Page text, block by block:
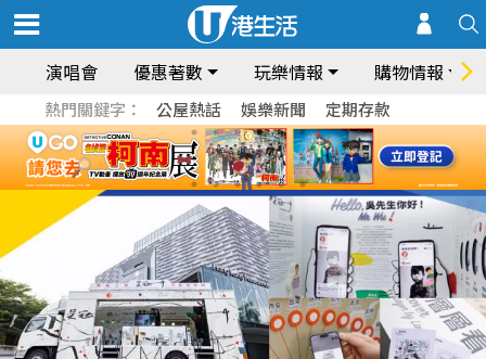
演唱會 優惠著數 玩樂情報 購物情報
熱門關鍵字： 公屋熱話 娛樂新聞 定期存款